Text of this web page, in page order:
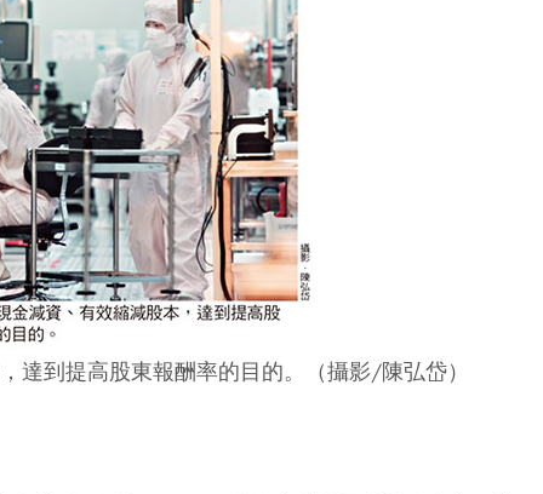
達到提高股東報酬率的目的。（攝影/陳弘岱）